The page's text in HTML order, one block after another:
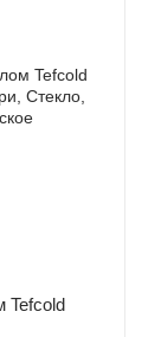
Tefcold